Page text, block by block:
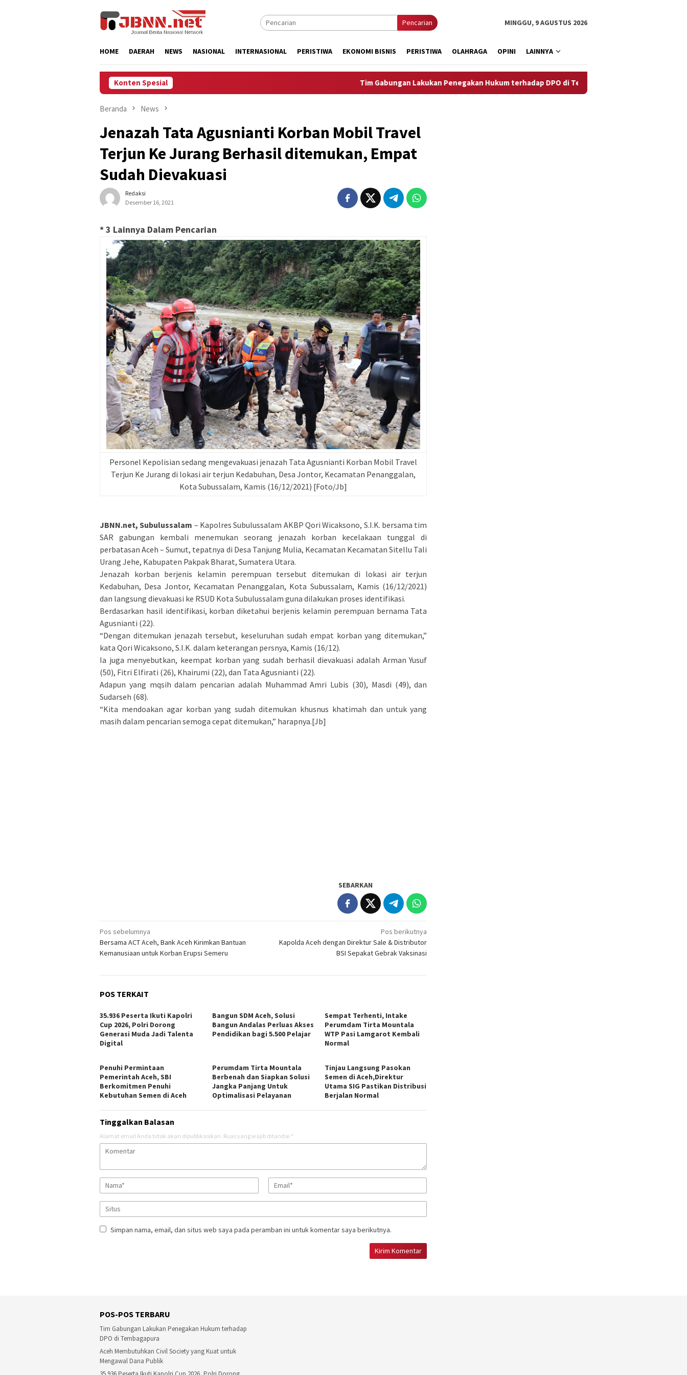
Pencarian MINGGU, 9 AGUSTUS 2026
HOME DAERAH NEWS NASIONAL INTERNASIONAL PERISTIWA EKONOMI BISNIS PERISTIWA OLAHRAGA OPINI LAINNYA
Konten Spesial Tim Gabungan Lakukan Penegakan Hukum terhadap DPO di Tembagapura
Beranda News
Jenazah Tata Agusnianti Korban Mobil Travel
Terjun Ke Jurang Berhasil ditemukan, Empat
Sudah Dievakuasi
Redaksi
Desember 16, 2021
* 3 Lainnya Dalam Pencarian
Personel Kepolisian sedang mengevakuasi jenazah Tata Agusnianti Korban Mobil Travel
Terjun Ke Jurang di lokasi air terjun Kedabuhan, Desa Jontor, Kecamatan Penanggalan,
Kota Subussalam, Kamis (16/12/2021) [Foto/Jb]
JBNN.net, Subulussalam – Kapolres Subulussalam AKBP Qori Wicaksono, S.I.K. bersama tim
SAR gabungan kembali menemukan seorang jenazah korban kecelakaan tunggal di
perbatasan Aceh – Sumut, tepatnya di Desa Tanjung Mulia, Kecamatan Kecamatan Sitellu Tali
Urang Jehe, Kabupaten Pakpak Bharat, Sumatera Utara.
Jenazah korban berjenis kelamin perempuan tersebut ditemukan di lokasi air terjun
Kedabuhan, Desa Jontor, Kecamatan Penanggalan, Kota Subussalam, Kamis (16/12/2021)
dan langsung dievakuasi ke RSUD Kota Subulussalam guna dilakukan proses identifikasi.
Berdasarkan hasil identifikasi, korban diketahui berjenis kelamin perempuan bernama Tata
Agusnianti (22).
“Dengan ditemukan jenazah tersebut, keseluruhan sudah empat korban yang ditemukan,”
kata Qori Wicaksono, S.I.K. dalam keterangan persnya, Kamis (16/12).
Ia juga menyebutkan, keempat korban yang sudah berhasil dievakuasi adalah Arman Yusuf
(50), Fitri Elfirati (26), Khairumi (22), dan Tata Agusnianti (22).
Adapun yang mqsih dalam pencarian adalah Muhammad Amri Lubis (30), Masdi (49), dan
Sudarseh (68).
“Kita mendoakan agar korban yang sudah ditemukan khusnus khatimah dan untuk yang
masih dalam pencarian semoga cepat ditemukan,” harapnya.[Jb]
SEBARKAN
Navigasi
pos
Pos sebelumnya
Bersama ACT Aceh, Bank Aceh Kirimkan Bantuan
Kemanusiaan untuk Korban Erupsi Semeru
Pos berikutnya
Kapolda Aceh dengan Direktur Sale & Distributor
BSI Sepakat Gebrak Vaksinasi
POS TERKAIT
35.936 Peserta Ikuti Kapolri
Cup 2026, Polri Dorong
Generasi Muda Jadi Talenta
Digital
Bangun SDM Aceh, Solusi
Bangun Andalas Perluas Akses
Pendidikan bagi 5.500 Pelajar
Sempat Terhenti, Intake
Perumdam Tirta Mountala
WTP Pasi Lamgarot Kembali
Normal
Penuhi Permintaan
Pemerintah Aceh, SBI
Berkomitmen Penuhi
Kebutuhan Semen di Aceh
Perumdam Tirta Mountala
Berbenah dan Siapkan Solusi
Jangka Panjang Untuk
Optimalisasi Pelayanan
Tinjau Langsung Pasokan
Semen di Aceh,Direktur
Utama SIG Pastikan Distribusi
Berjalan Normal
Tinggalkan Balasan
Alamat email Anda tidak akan dipublikasikan. Ruas yang wajib ditandai *
Simpan nama, email, dan situs web saya pada peramban ini untuk komentar saya berikutnya.
POS-POS TERBARU
Tim Gabungan Lakukan Penegakan Hukum terhadap
DPO di Tembagapura
Aceh Membutuhkan Civil Society yang Kuat untuk
Mengawal Dana Publik